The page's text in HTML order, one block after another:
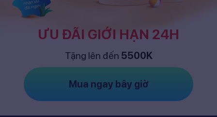
ƯU ĐÃI GIỚI HẠN 24H
Tặng lên đến 5500K
Mua ngay bây giờ